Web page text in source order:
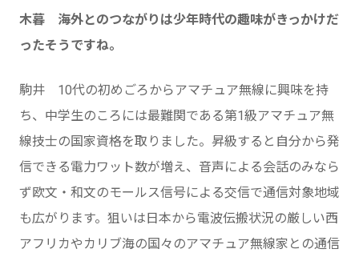
木暮 海外とのつながりは少年時代の趣味がきっかけだ
ったそうですね。
駒井 10代の初めごろからアマチュア無線に興味を持
ち、中学生のころには最難関である第1級アマチュア無
線技士の国家資格を取りました。昇級すると自分から発
信できる電力ワット数が増え、音声による会話のみなら
ず欧文・和文のモールス信号による交信で通信対象地域
も広がります。狙いは日本から電波伝搬状況の厳しい西
アフリカやカリブ海の国々のアマチュア無線家との通信